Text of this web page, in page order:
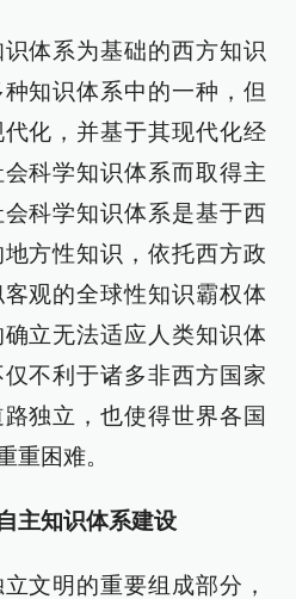
体系为基础的西方知识
知识体系中的一种，但
化，并基于其现代化经
科学知识体系而取得主
科学知识体系是基于西
方性知识，依托西方政
观的全球性知识霸权体
立无法适应人类知识体
不利于诸多非西方国家
独立，也使得世界各国
重困难。
主知识体系建设
文明的重要组成部分，